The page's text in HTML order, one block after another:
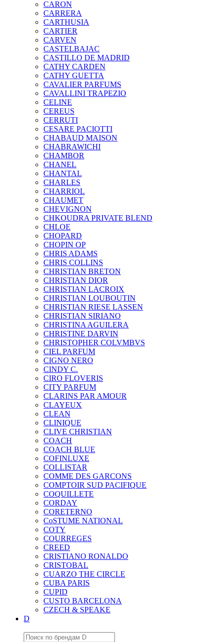
CARON
CARRERA
CARTHUSIA
CARTIER
CARVEN
CASTELBAJAC
CASTILLO DE MADRID
CATHY CARDEN
CATHY GUETTA
CAVALIER PARFUMS
CAVALLINI TRAPEZIO
CELINE
CEREUS
CERRUTI
CESARE PACIOTTI
CHABAUD MAISON
CHABRAWICHI
CHAMBOR
CHANEL
CHANTAL
CHARLES
CHARRIOL
CHAUMET
CHEVIGNON
CHKOUDRA PRIVATE BLEND
CHLOE
CHOPARD
CHOPIN OP
CHRIS ADAMS
CHRIS COLLINS
CHRISTIAN BRETON
CHRISTIAN DIOR
CHRISTIAN LACROIX
CHRISTIAN LOUBOUTIN
CHRISTIAN RIESE LASSEN
CHRISTIAN SIRIANO
CHRISTINA AGUILERA
CHRISTINE DARVIN
CHRISTOPHER COLVMBVS
CIEL PARFUM
CIGNO NERO
CINDY C.
CIRO FLOVERIS
CITY PARFUM
CLARINS PAR AMOUR
CLAYEUX
CLEAN
CLINIQUE
CLIVE CHRISTIAN
COACH
COACH BLUE
COFINLUXE
COLLISTAR
COMME DES GARCONS
COMPTOIR SUD PACIFIQUE
COQUILLETE
CORDAY
CORETERNO
CoSTUME NATIONAL
COTY
COURREGES
CREED
CRISTIANO RONALDO
CRISTOBAL
CUARZO THE CIRCLE
CUBA PARIS
CUPID
CUSTO BARCELONA
CZECH & SPEAKE
D